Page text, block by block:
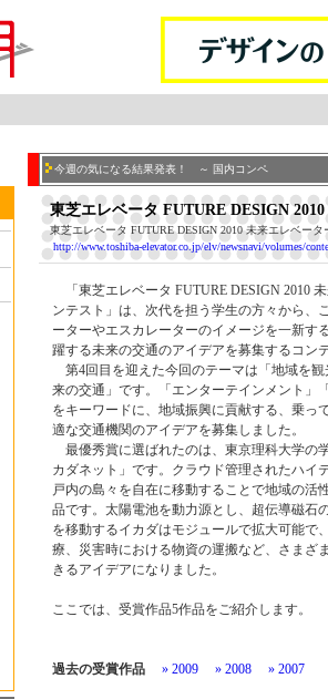
今週の気になる結果発表！ ～ 国内コンペ
東芝エレベータ FUTURE DESIGN
東芝エレベータ FUTURE DESIGN 2010 未来エレベータ
http://www.toshiba-elevator.co.jp/elv/newsnavi/volumes/
「東芝エレベータ FUTURE DESIGN 2010
ンテスト」は、次代を担う学生の方々から、
ーターやエスカレーターのイメージを一新す
躍する未来の交通のアイデアを募集するコン
第4回目を迎えた今回のテーマは「地域を観
来の交通」です。「エンターテインメント」
をキーワードに、地域振興に貢献する、乗っ
適な交通機関のアイデアを募集しました。
最優秀賞に選ばれたのは、東京理科大学の
カダネット」です。クラウド管理されたハイ
戸内の島々を自在に移動することで地域の活
品です。太陽電池を動力源とし、超伝導磁石
を移動するイカダはモジュールで拡大可能で
療、災害時における物資の運搬など、さまざ
きるアイデアになりました。
ここでは、受賞作品5作品をご紹介します。
過去の受賞作品 » 2009 » 2008 » 2007